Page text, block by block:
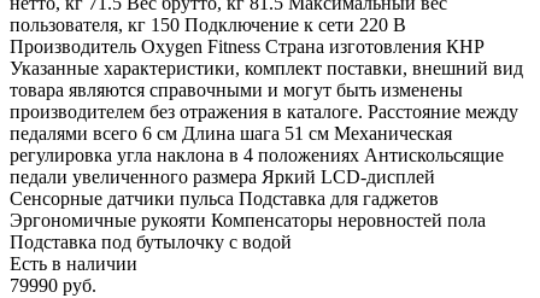
пользователя, кг 150 Подключение к сети 220 В
Производитель Oxygen Fitness Страна изготовления КНР
Указанные характеристики, комплект поставки, внешний вид
товара являются справочными и могут быть изменены
производителем без отражения в каталоге. Расстояние между
педалями всего 6 см Длина шага 51 см Механическая
регулировка угла наклона в 4 положениях Антискольсящие
педали увеличенного размера Яркий LCD-дисплей
Сенсорные датчики пульса Подставка для гаджетов
Эргономичные рукояти Компенсаторы неровностей пола
Подставка под бутылочку с водой
Есть в наличии
79990 руб.